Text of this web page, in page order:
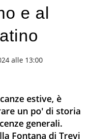
e al
alle 13:00
estive, è
un po' di storia
generali.
Fontana di Trevi